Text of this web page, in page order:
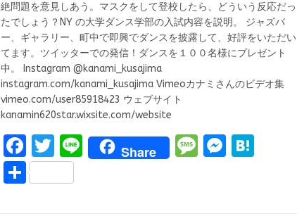
絶問題を意見しあう。マスクをして登校したら、どういう反応だっ
たでしょう？NY の大学ダンス学部の入試内容を説明。 ジャズバ
ー、ギャラリー、町中で即興でダンスを披露して、好評をいただい
てます。ツイッターでの発信！ダンスを１００名様にプレゼント
中。 Instagram @kanami_kusajima
instagram.com/kanami_kusajima Vimeoカナミさんのビデオ集
vimeo.com/user85918423 ウェブサイト
kanamin620star.wixsite.com/website
F
a
ce
T
w
it
Li
n
Share
M M
S